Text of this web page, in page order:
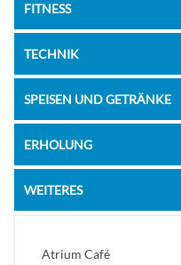
FITNESS
TECHNIK
SPEISEN UND GETRÄNKE
ERHOLUNG
WEITERES
Atrium Café